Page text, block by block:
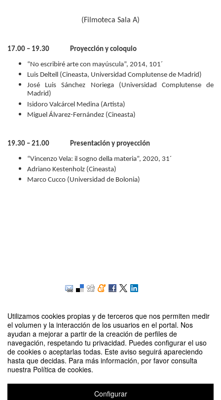
Utilizamos cookies propias y de terceros que nos permiten medir
el volumen y la interacción de los usuarios en el portal. Nos
ayudan a mejorar a partir de la creación de perfiles de
navegación, respetando tu privacidad. Puedes configurar el uso
de cookies o aceptarlas todas. Este aviso seguirá apareciendo
hasta que decidas. Para más información, por favor consulta
nuestra Política de cookies.
Configurar
(Filmoteca Sala A)
17.00 – 19.30 Proyección y coloquio
“No escribiré arte con mayúscula”, 2014, 101´
Luis Deltell (Cineasta, Universidad Complutense de Madrid)
José Luis Sánchez Noriega (Universidad Complutense de
Madrid)
Isidoro Valcárcel Medina (Artista)
Miguel Álvarez-Fernández (Cineasta)
19.30 – 21.00 Presentación y proyección
“Vincenzo Vela: il sogno della materia”, 2020, 31´
Adriano Kestenholz (Cineasta)
Marco Cucco (Universidad de Bolonia)
Inscribirse
Contacto